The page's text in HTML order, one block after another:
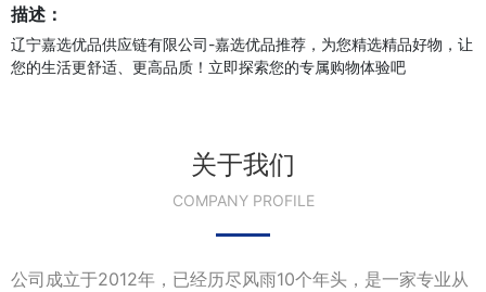
描述：
辽宁嘉选优品供应链有限公司-嘉选优品推荐，为您精选精品好物，让
您的生活更舒适、更高品质！立即探索您的专属购物体验吧
关于我们
COMPANY PROFILE
公司成立于2012年，已经历尽风雨10个年头，是一家专业从